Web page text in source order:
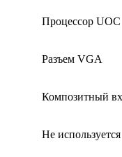
Процессор UOC
Разъем VGA
Композитный
Не используется